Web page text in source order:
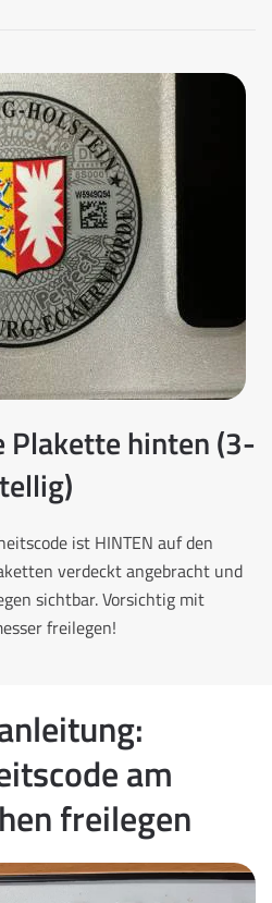
Plakette hinten (3-
ist HINTEN auf den
verdeckt angebracht und
sichtbar. Vorsichtig mit
freilegen!
am
freilegen